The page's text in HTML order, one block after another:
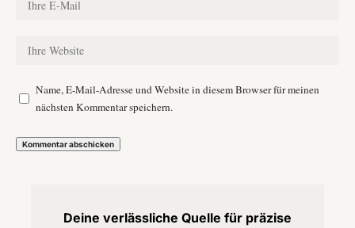
Name, E-Mail-Adresse und Website in diesem Browser für meinen
nächsten Kommentar speichern.
Deine verlässliche Quelle für präzise